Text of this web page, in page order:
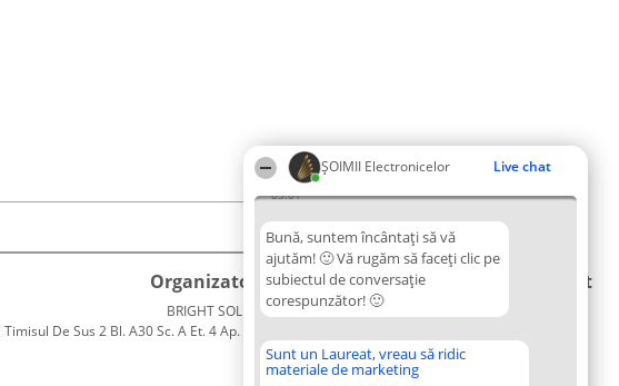
ȘOIMII Electronicelor Live chat
03:01
Bună, suntem încântați să vă
ajutăm! 🙂 Vă rugăm să faceți clic pe
subiectul de conversație
corespunzător! 🙂
Sunt un Laureat, vreau să ridic
materiale de marketing
Organizator Ranking
BRIGHT SOLUTIONS BR SRL
De Sus 2 Bl. A30 Sc. A Et. 4 Ap. 13 Cod 061952
București
CUI 36737675
Plebiscyt
Tuturor
Laureaților
Contact